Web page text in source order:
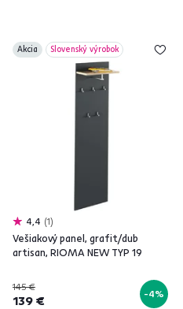
Akcia Slovenský výrobok
4,4 1
Vešiakový panel, grafit/dub
artisan, RIOMA NEW TYP 19
145 €
139 € -4%